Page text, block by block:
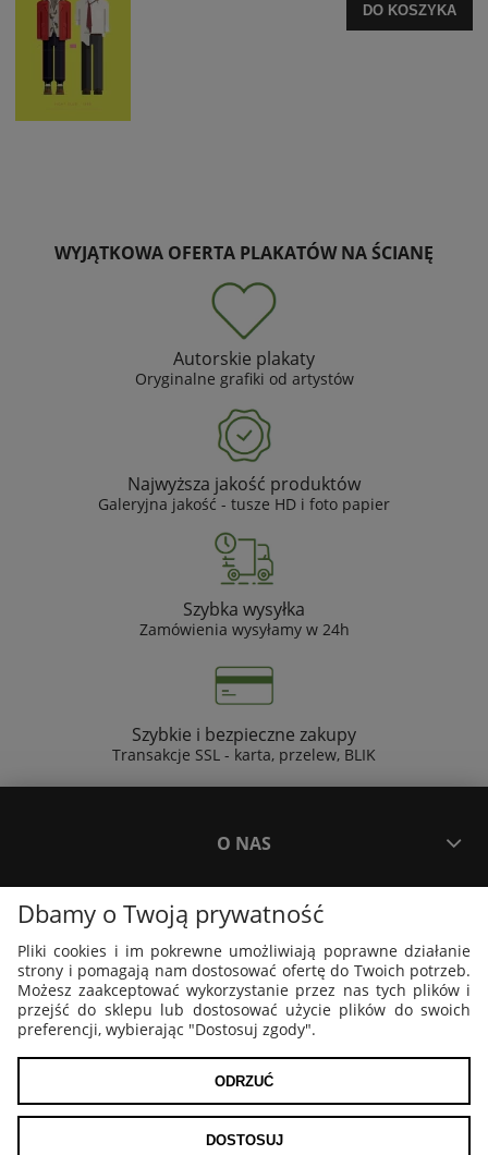
DO KOSZYKA
WYJĄTKOWA OFERTA PLAKATÓW NA ŚCIANĘ
Autorskie plakaty
Oryginalne grafiki od artystów
Najwyższa jakość produktów
Galeryjna jakość - tusze HD i foto papier
Szybka wysyłka
Zamówienia wysyłamy w 24h
Szybkie i bezpieczne zakupy
Transakcje SSL - karta, przelew, BLIK
O NAS
PŁATNOŚCI I DOSTAWA
PLAKATY I GRAFIKI
MOJE KONTO
POKAŻ PEŁNĄ WERSJĘ STRONY
Dbamy o Twoją prywatność
Pliki cookies i im pokrewne umożliwiają poprawne działanie
strony i pomagają nam dostosować ofertę do Twoich potrzeb.
Możesz zaakceptować wykorzystanie przez nas tych plików i
przejść do sklepu lub dostosować użycie plików do swoich
preferencji, wybierając "Dostosuj zgody".
ODRZUĆ
DOSTOSUJ